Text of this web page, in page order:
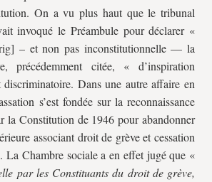
On a vu plus haut que le tribunal
invoqué le Préambule pour déclarer «
– et non pas inconstitutionnelle — la
précédemment citée, « d’inspiration
Dans une autre affaire en
s’est fondée sur la reconnaissance
la Constitution de 1946 pour abandonner
associant droit de grève et cessation
La Chambre sociale a en effet jugé que «
par les Constituants du droit de grève,